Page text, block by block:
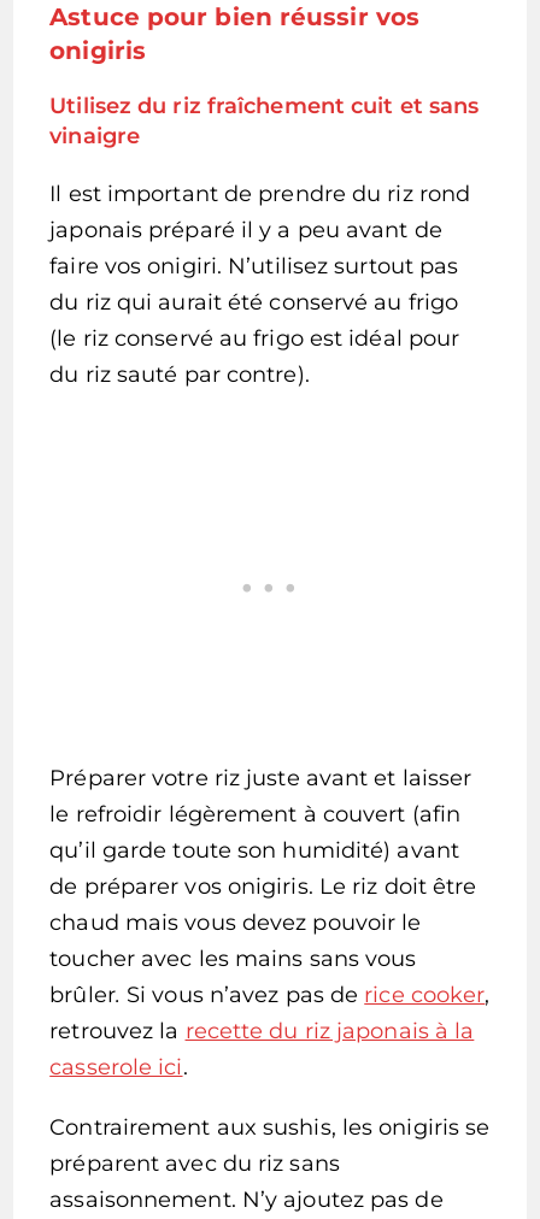
Astuce pour bien réussir vos
onigiris
Utilisez du riz fraîchement cuit et sans
vinaigre
Il est important de prendre du riz rond
japonais préparé il y a peu avant de
faire vos onigiri. N’utilisez surtout pas
du riz qui aurait été conservé au frigo
(le riz conservé au frigo est idéal pour
du riz sauté par contre).
Préparer votre riz juste avant et laisser
le refroidir légèrement à couvert (afin
qu’il garde toute son humidité) avant
de préparer vos onigiris. Le riz doit être
chaud mais vous devez pouvoir le
toucher avec les mains sans vous
brûler. Si vous n’avez pas de rice cooker,
retrouvez la recette du riz japonais à la
casserole ici.
Contrairement aux sushis, les onigiris se
préparent avec du riz sans
assaisonnement. N’y ajoutez pas de